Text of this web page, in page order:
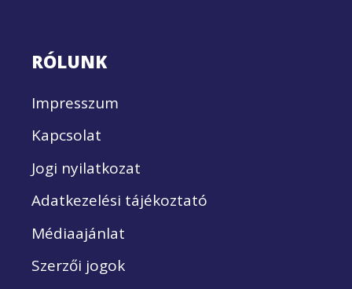
RÓLUNK
Impresszum
Kapcsolat
Jogi nyilatkozat
Adatkezelési tájékoztató
Médiaajánlat
Szerzői jogok